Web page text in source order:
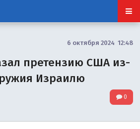
6 октября 2024 12:48
претензию США из-
Израилю
0